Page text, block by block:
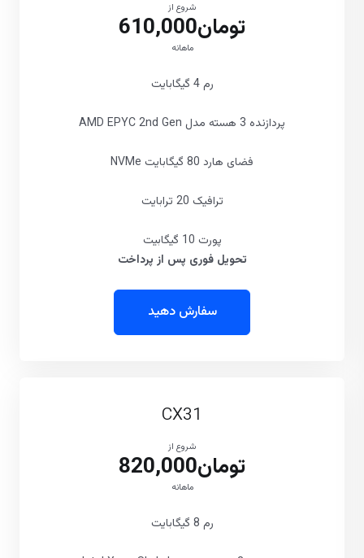
شروع از
تومان610,000
ماهانه
رم 4 گیگابایت
پردازنده 3 هسته مدل AMD EPYC 2nd Gen
فضای هارد 80 گیگابایت NVMe
ترافیک 20 ترابایت
پورت 10 گیگابیت
تحویل فوری پس از پرداخت
سفارش دهید
CX31
شروع از
تومان820,000
ماهانه
رم 8 گیگابایت